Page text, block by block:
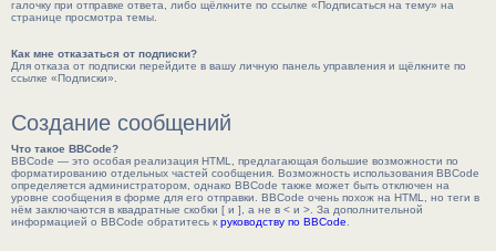
галочку при отправке ответа, либо щёлкните по ссылке «Подписаться на тему» на
странице просмотра темы.
Как мне отказаться от подписки?
Для отказа от подписки перейдите в вашу личную панель управления и щёлкните по
ссылке «Подписки».
Создание сообщений
Что такое BBCode?
BBCode — это особая реализация HTML, предлагающая большие возможности по
форматированию отдельных частей сообщения. Возможность использования BBCode
определяется администратором, однако BBCode также может быть отключен на
уровне сообщения в форме для его отправки. BBCode очень похож на HTML, но теги в
нём заключаются в квадратные скобки [ и ], а не в < и >. За дополнительной
информацией о BBCode обратитесь к руководству по BBCode